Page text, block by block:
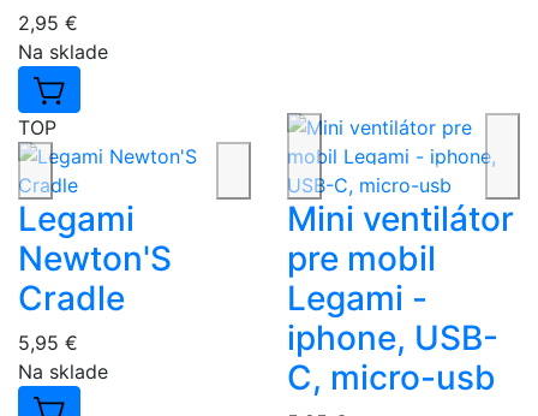
2,95 €
Na sklade
TOP
Legami
Newton'S
Cradle
5,95 €
Na sklade
Mini ventilátor
pre mobil
Legami -
iphone, USB-
C, micro-usb